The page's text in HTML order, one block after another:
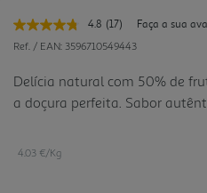
4.8 Leu
17
para
a
(17)
Faça a sua
Ref. / EAN: 3596710549443
Delícia natural com 50% de
a doçura perfeita. Sabor
4.03 €/Kg